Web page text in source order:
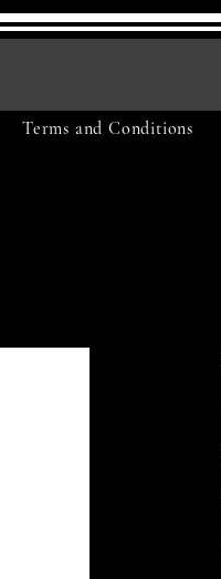
Terms and Conditions